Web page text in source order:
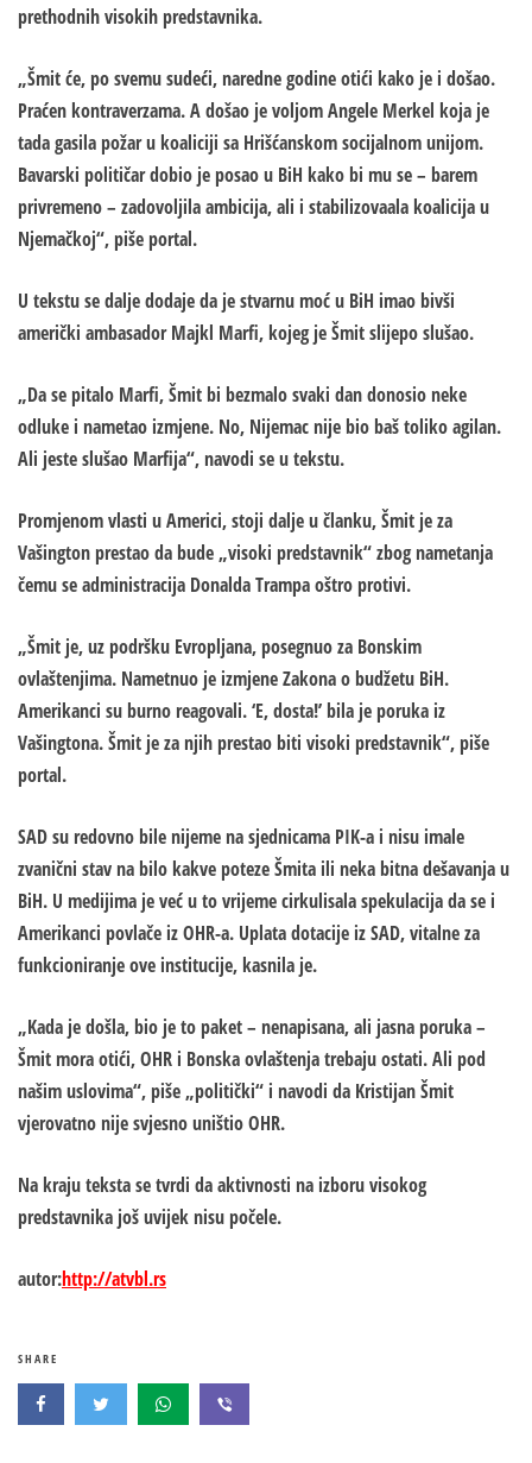
prethodnih visokih predstavnika.
„Šmit će, po svemu sudeći, naredne godine otići kako je i došao.
Praćen kontraverzama. A došao je voljom Angele Merkel koja je
tada gasila požar u koaliciji sa Hrišćanskom socijalnom unijom.
Bavarski političar dobio je posao u BiH kako bi mu se – barem
privremeno – zadovoljila ambicija, ali i stabilizovaala koalicija u
Njemačkoj“, piše portal.
U tekstu se dalje dodaje da je stvarnu moć u BiH imao bivši
američki ambasador Majkl Marfi, kojeg je Šmit slijepo slušao.
„Da se pitalo Marfi, Šmit bi bezmalo svaki dan donosio neke
odluke i nametao izmjene. No, Nijemac nije bio baš toliko agilan.
Ali jeste slušao Marfija“, navodi se u tekstu.
Promjenom vlasti u Americi, stoji dalje u članku, Šmit je za
Vašington prestao da bude „visoki predstavnik“ zbog nametanja
čemu se administracija Donalda Trampa oštro protivi.
„Šmit je, uz podršku Evropljana, posegnuo za Bonskim
ovlaštenjima. Nametnuo je izmjene Zakona o budžetu BiH.
Amerikanci su burno reagovali. ‘E, dosta!’ bila je poruka iz
Vašingtona. Šmit je za njih prestao biti visoki predstavnik“, piše
portal.
SAD su redovno bile nijeme na sjednicama PIK-a i nisu imale
zvanični stav na bilo kakve poteze Šmita ili neka bitna dešavanja u
BiH. U medijima je već u to vrijeme cirkulisala spekulacija da se i
Amerikanci povlače iz OHR-a. Uplata dotacije iz SAD, vitalne za
funkcioniranje ove institucije, kasnila je.
„Kada je došla, bio je to paket – nenapisana, ali jasna poruka –
Šmit mora otići, OHR i Bonska ovlaštenja trebaju ostati. Ali pod
našim uslovima“, piše „politički“ i navodi da Kristijan Šmit
vjerovatno nije svjesno uništio OHR.
Na kraju teksta se tvrdi da aktivnosti na izboru visokog
predstavnika još uvijek nisu počele.
autor:http://atvbl.rs
SHARE